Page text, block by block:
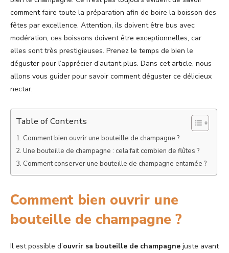
comment faire toute la préparation afin de boire la boisson des
fêtes par excellence. Attention, ils doivent être bus avec
modération, ces boissons doivent être exceptionnelles, car
elles sont très prestigieuses. Prenez le temps de bien le
déguster pour l’apprécier d’autant plus. Dans cet article, nous
allons vous guider pour savoir comment déguster ce délicieux
nectar.
Table of Contents
Comment bien ouvrir une bouteille de champagne ?
Une bouteille de champagne : cela fait combien de flûtes ?
Comment conserver une bouteille de champagne entamée ?
Comment bien ouvrir une
bouteille de champagne ?
Il est possible d’ouvrir sa bouteille de champagne juste avant